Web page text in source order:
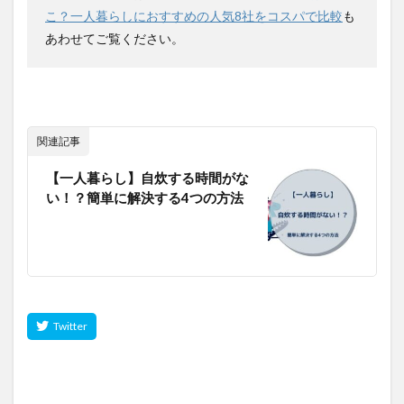
こ？一人暮らしにおすすめの人気8社をコスパで比較も
あわせてご覧ください。
関連記事
【一人暮らし】自炊する時間がな
い！？簡単に解決する4つの方法